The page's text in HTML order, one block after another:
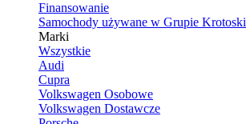
Finansowanie
Samochody używane w Grupie Krotoski
Marki
Wszystkie
Audi
Cupra
Volkswagen Osobowe
Volkswagen Dostawcze